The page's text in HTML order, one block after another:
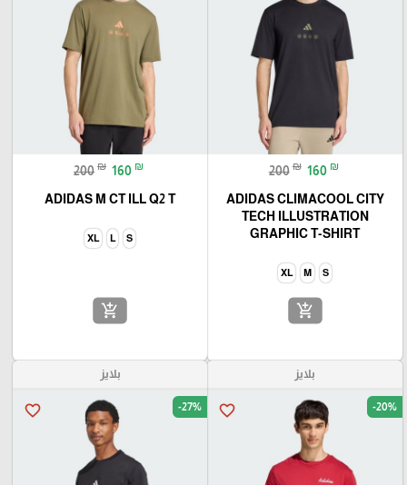
200 ₪ 160 ₪
ADIDAS CLIMACOOL CITY
TECH ILLUSTRATION
GRAPHIC T-SHIRT
S
M
XL
add_shopping_cart
200 ₪ 160 ₪
ADIDAS M CT ILL Q2 T
S
L
XL
add_shopping_cart
بلايز
favorite_border -20%
بلايز
favorite_border -27%